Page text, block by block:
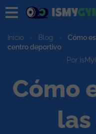
Inicio › Blog ›
Cómo
centro deportivo
Por
Cómo